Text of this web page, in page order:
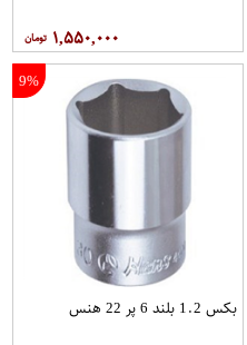
۱,۵۵۰,۰۰۰
9%
بکس 1.2 بلند 6 پر 22 هنس